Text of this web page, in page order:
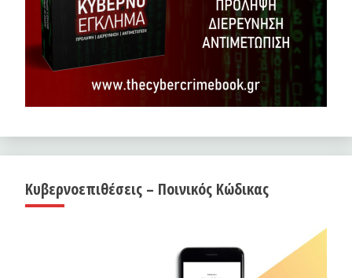
Κυβερνοεπιθέσεις – Ποινικός Κώδικας